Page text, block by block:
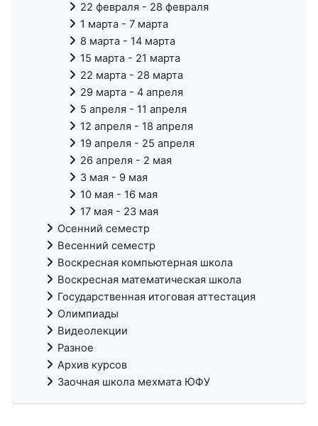
22 февраля - 28 февраля
1 марта - 7 марта
8 марта - 14 марта
15 марта - 21 марта
22 марта - 28 марта
29 марта - 4 апреля
5 апреля - 11 апреля
12 апреля - 18 апреля
19 апреля - 25 апреля
26 апреля - 2 мая
3 мая - 9 мая
10 мая - 16 мая
17 мая - 23 мая
Осенний семестр
Весенний семестр
Воскресная компьютерная школа
Воскресная математическая школа
Государственная итоговая аттестация
Олимпиады
Видеолекции
Разное
Архив курсов
Заочная школа мехмата ЮФУ